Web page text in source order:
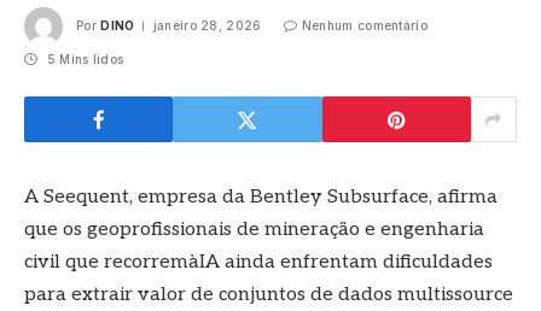
Por DINO janeiro 28, 2026 Nenhum comentário
5 Mins lidos
A Seequent, empresa da Bentley Subsurface, afirma
que os geoprofissionais de mineração e engenharia
civil que recorremàIA ainda enfrentam dificuldades
para extrair valor de conjuntos de dados multissource